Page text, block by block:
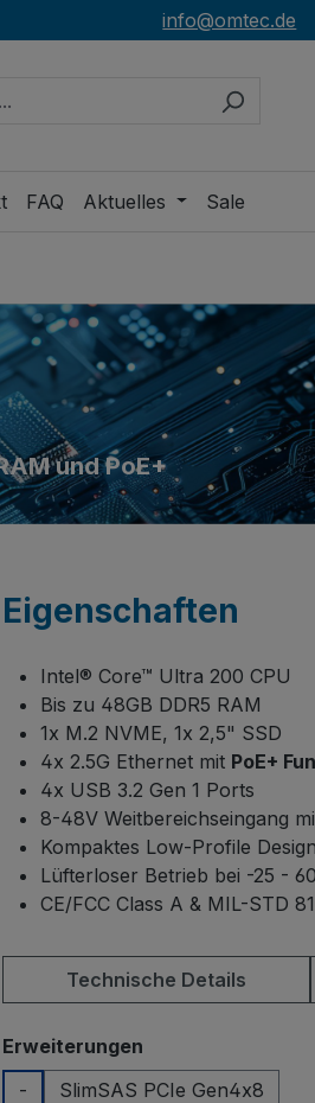
info@omtec.de
FAQ Aktuelles Sale
und PoE+
Eigenschaften
Intel® Core™ Ultra 200 CPU
Bis zu 48GB DDR5 RAM
1x M.2 NVME, 1x 2,5" SSD
4x 2.5G Ethernet mit PoE+
4x USB 3.2 Gen 1 Ports
8-48V Weitbereichseingang
Kompaktes Low-Profile Design
Lüfterloser Betrieb bei -25 -
CE/FCC Class A & MIL-STD
Technische Details
Erweiterungen
-
SlimSAS PCIe Gen4x8